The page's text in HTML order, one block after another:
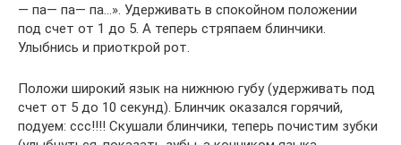
— па— па— па…». Удерживать в спокойном положении
под счет от 1 до 5. А теперь стряпаем блинчики.
Улыбнись и приоткрой рот.
Положи широкий язык на нижнюю губу (удерживать под
счет от 5 до 10 секунд). Блинчик оказался горячий,
подуем: ссс!!!! Скушали блинчики, теперь почистим зубки